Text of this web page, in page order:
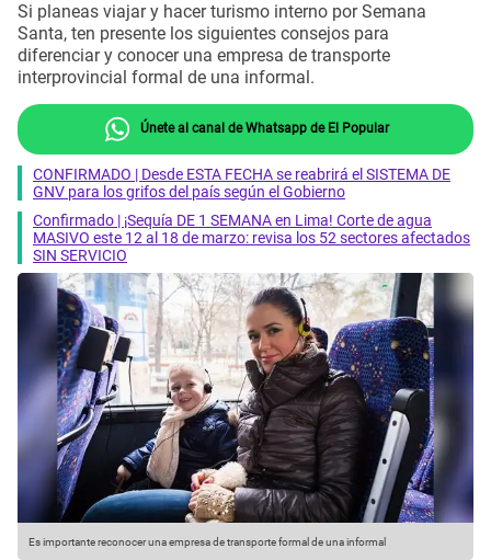
Si planeas viajar y hacer turismo interno por Semana
Santa, ten presente los siguientes consejos para
diferenciar y conocer una empresa de transporte
interprovincial formal de una informal.
Únete al canal de Whatsapp de El Popular
CONFIRMADO | Desde ESTA FECHA se reabrirá el SISTEMA DE
GNV para los grifos del país según el Gobierno
Confirmado | ¡Sequía DE 1 SEMANA en Lima! Corte de agua
MASIVO este 12 al 18 de marzo: revisa los 52 sectores afectados
SIN SERVICIO
Es importante reconocer una empresa de transporte formal de una informal